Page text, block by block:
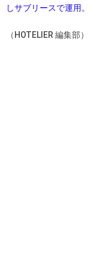
しサブリースで運用。
（HOTELIER 編集部）